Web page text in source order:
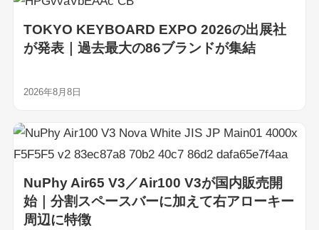
TOKYO KEYBOARD EXPO 2026の出展社
が発表｜過去最大の86ブランドが集結
2026年8月8日
NuPhy Air65 V3／Air100 V3が国内販売開
始｜分割スペースバーに加えて右アローキー
周辺に特徴